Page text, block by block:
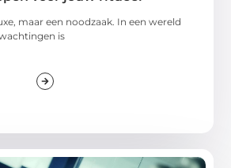
maar een noodzaak. In een wereld
is